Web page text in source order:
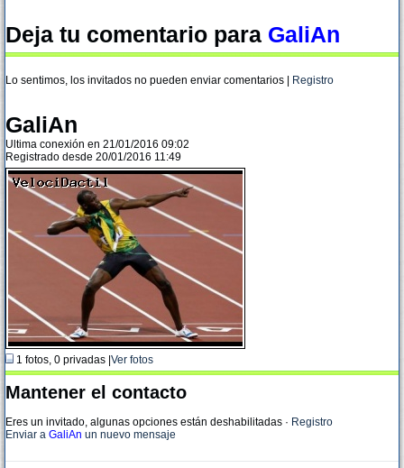
Deja tu comentario para GaliAn
Lo sentimos, los invitados no pueden enviar comentarios | Registro
GaliAn
Ultima conexión en 21/01/2016 09:02
Registrado desde 20/01/2016 11:49
1 fotos, 0 privadas | Ver fotos
Mantener el contacto
Eres un invitado, algunas opciones están deshabilitadas · Registro
Enviar a GaliAn un nuevo mensaje